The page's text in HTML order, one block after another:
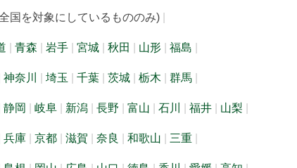
国を対象にしているもののみ)
青森 岩手 宮城 秋田 山形 福島
神奈川 埼玉 千葉 茨城 栃木 群馬
静岡 岐阜 新潟 長野 富山 石川 福井 山梨
兵庫 京都 滋賀 奈良 和歌山 三重